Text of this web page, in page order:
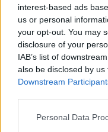
interest-based ads
us or personal
your opt-out. You may
disclosure of your
IAB’s list of
also be disclosed by
Downstream
Personal Data
SOUVISEJÍCÍ ČLÁNKY
VÍCE OD AUTORA
Většina